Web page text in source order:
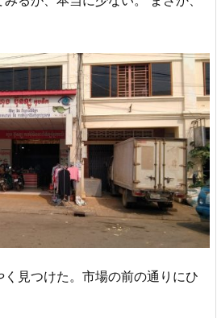
く見つけた。市場の前の通りにひ